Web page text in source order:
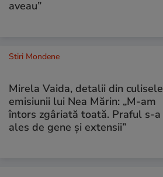
aveau”
Stiri Mondene
Mirela Vaida, detalii din culisele
emisiunii lui Nea Mărin: „M-am
întors zgâriată toată. Praful s-a
ales de gene și extensii”